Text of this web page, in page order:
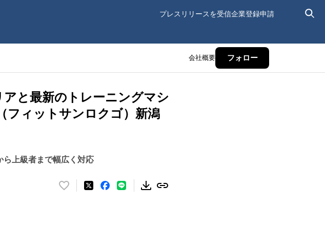
プレスリリースを受信企業登録申請
会社概要 フォロー
と最新のトレーニングマシ
フィットサンロクゴ）新潟
ら上級者まで幅広く対応
い